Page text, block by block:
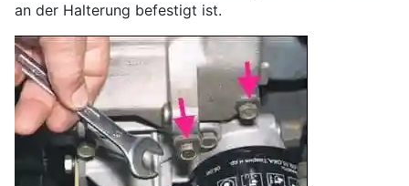
an der Halterung befestigt ist.